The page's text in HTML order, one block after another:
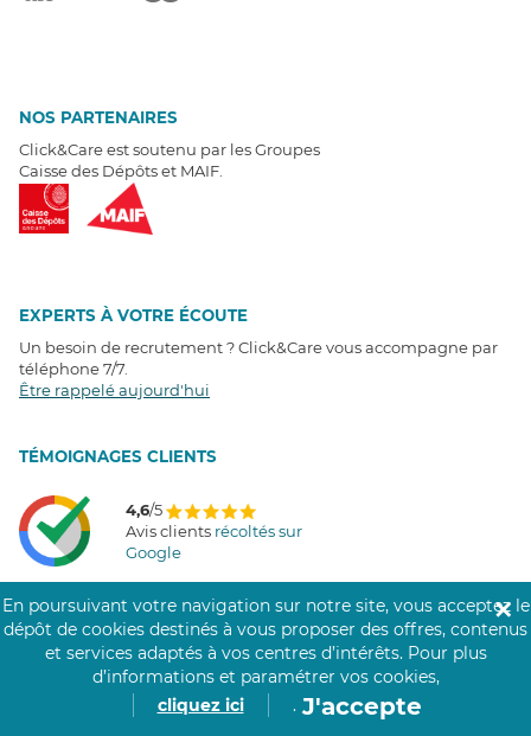
NOS PARTENAIRES
Click&Care est soutenu par les Groupes
Caisse des Dépôts et MAIF.
EXPERTS À VOTRE ÉCOUTE
Un besoin de recrutement ? Click&Care vous accompagne par
téléphone 7/7
Être rappelé aujourd'hui
TÉMOIGNAGES CLIENTS
4,6/5
Avis clients récoltés sur
Google
COMMUNAUTÉ CLICK&CARE
En poursuivant votre navigation sur notre site, vous acceptez le
dépôt de cookies destinés à vous proposer des offres, contenus
et services adaptés à vos centres d’intérêts. Pour plus
d’informations et paramétrer vos cookies,
cliquez ici
. J'accepte
✕